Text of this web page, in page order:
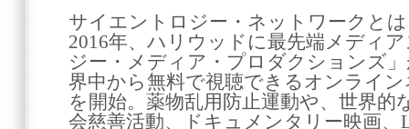
サイエントロジー・ネットワークとは
2016年、ハリウッドに最先端メディ
ジー・メディア・プロダクションズ
界中から無料で視聴できるオンライ
を開始。薬物乱用防止運動や、世界的
会慈善活動、ドキュメンタリー映画